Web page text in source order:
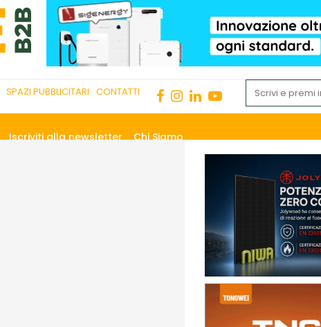
SPAZI PUBBLICITARI CONTATTI
Iscriviti alla newsletter Chi Siamo